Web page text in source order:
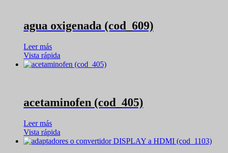
agua oxigenada (cod_609)
Leer más
Vista rápida
acetaminofen (cod_405)
Leer más
Vista rápida